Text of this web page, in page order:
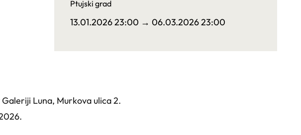
Ptujski grad
13.01.2026 23:00 → 06.03.2026 23:00
Luna, Murkova ulica 2.